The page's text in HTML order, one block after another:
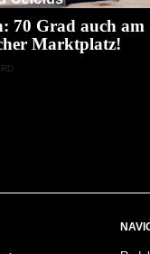
70 Grad auch am
Marktplatz!